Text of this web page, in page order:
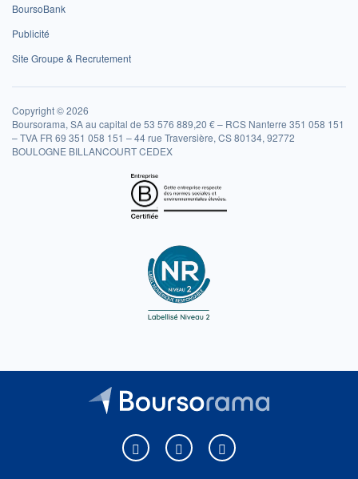
BoursoBank
Publicité
Site Groupe & Recrutement
Copyright © 2026
Boursorama, SA au capital de 53 576 889,20 € – RCS Nanterre 351 058 151
– TVA FR 69 351 058 151 – 44 rue Traversière, CS 80134, 92772
BOULOGNE BILLANCOURT CEDEX
Boursorama sur Facebook
Boursorama sur XBoursorama sur